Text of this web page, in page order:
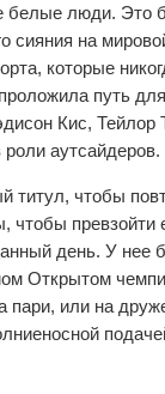
белые люди. Это
сияния на
которые
путь
Кис, Тейлор
аутсайдеров.
титул, чтобы
чтобы
день. У
Открытом
пари, или на